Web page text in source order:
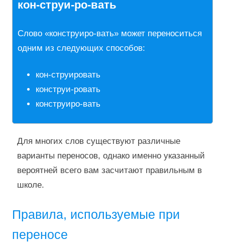
кон-струи-ро-вать
Слово «конструиро-вать» может переноситься
одним из следующих способов:
кон-струировать
конструи-ровать
конструиро-вать
Для многих слов существуют различные
варианты переносов, однако именно указанный
вероятней всего вам засчитают правильным в
школе.
Правила, используемые при
переносе